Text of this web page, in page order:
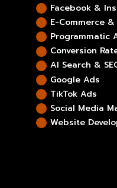
Facebook &
E-Commerce &
Programmatic
Conversion
Al Search &
Google Ads
TikTok Ads
Social Media
Website